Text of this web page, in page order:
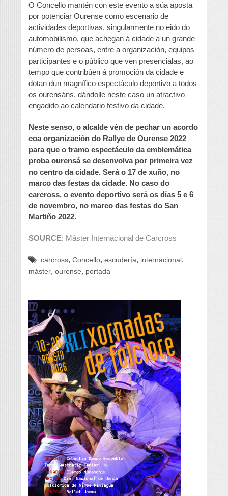
O Concello mantén con este evento a súa aposta
por potenciar Ourense como escenario de
actividades deportivas, singularmente no eido do
automobilismo, que achegan á cidade a un grande
número de persoas, entre a organización, equipos
participantes e o público que ven presencialas, ao
tempo que contribúen á promoción da cidade e
dotan dun magnífico espectáculo deportivo a todos
os ourensáns, dándolle neste caso un atractivo
engadido ao calendario festivo da cidade.
Neste senso, o alcalde vén de pechar un acordo
coa organización do Rallye de Ourense 2022
para que o tramo espectáculo da emblemática
proba ourensá se desenvolva por primeira vez
no centro da cidade. Será o 17 de xuño, no
marco das festas da cidade. No caso do
carcross, o evento deportivo será os días 5 e 6
de novembro, no marco das festas do San
Martiño 2022.
SOURCE: Máster Internacional de Carcross
carcross, Concello, escudería, internacional ,
máster, ourense, portada